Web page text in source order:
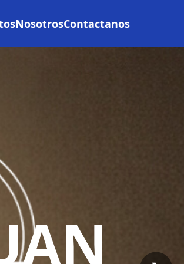
NosotrosContactanos